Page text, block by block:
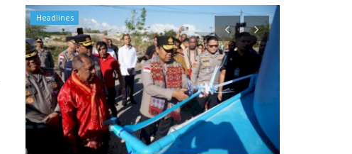
Headlines